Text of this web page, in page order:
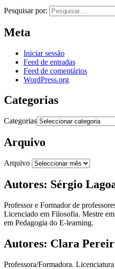
Pesquisar por:
Meta
Iniciar sessão
Feed de entradas
Feed de comentários
WordPress.org
Categorias
Categorias
Arquivo
Arquivo
Autores: Sérgio
Professor e Formador de
Licenciado em Filosofia. Mestre
em Pedagogia do E-learning.
Autores: Clara
Professora/Formadora.